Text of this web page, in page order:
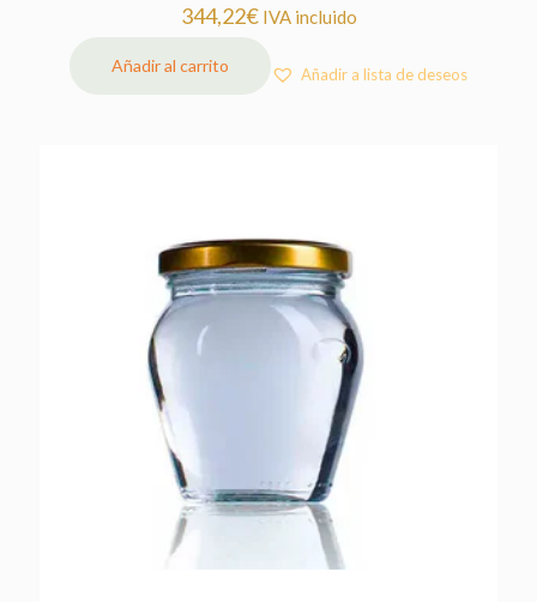
344,22€ IVA incluido
Añadir al carrito Añadir a lista de deseos